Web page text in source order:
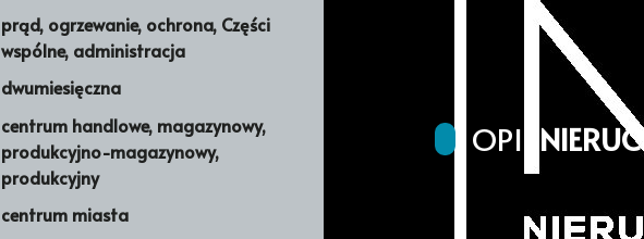
prąd, ogrzewanie, ochrona, Części
wspólne, administracja
dwumiesięczna
centrum handlowe, magazynowy,
produkcyjno-magazynowy,
produkcyjny
centrum miasta
OPIS
POWIERZCHNIA